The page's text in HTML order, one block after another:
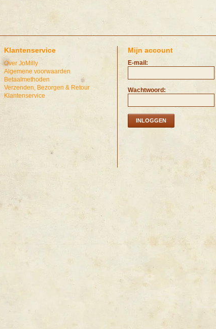
Klantenservice
Over JoMilly
Algemene voorwaarden
Betaalmethoden
Verzenden, Bezorgen & Retour
Klantenservice
Mijn account
E-mail:
Wachtwoord:
INLOGGEN